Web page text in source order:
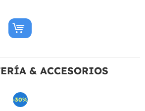
& ACCESORIOS
-30%